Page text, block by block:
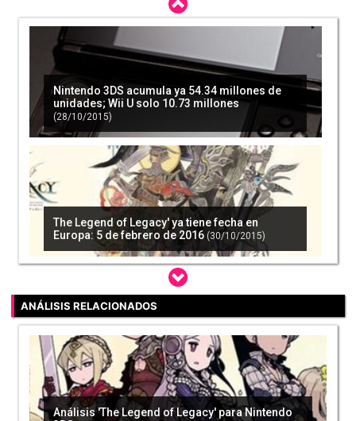
Nintendo 3DS acumula ya 54.34 millones de
unidades; Wii U solo 10.73 millones
(28/10/2015)
The Legend of Legacy' ya tiene fecha en
Europa: 5 de febrero de 2016 (30/10/2015)
Las ventas de 3DS bajan su rendimiento en
Japón con respecto a 2014; se termina el
dominio de la portátil (01/11/2015)
ANÁLISIS RELACIONADOS
Análisis 'The Legend of Legacy' para Nintendo